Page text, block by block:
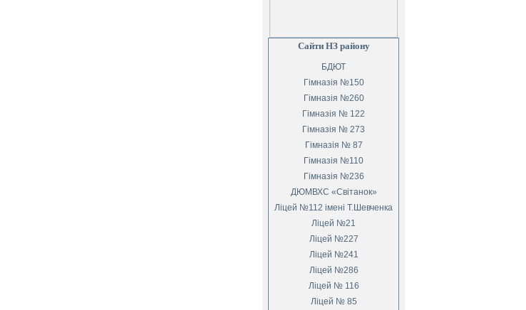
Сайти НЗ району
БДЮТ
Гімназія №150
Гімназія №260
Гімназія № 122
Гімназія № 273
Гімназія № 87
Гімназія №110
Гімназія №236
ДЮМВХС «Світанок»
Ліцей №112 імені Т.Шевченка
Ліцей №21
Ліцей №227
Ліцей №241
Ліцей №286
Ліцей № 116
Ліцей № 85